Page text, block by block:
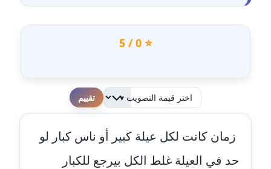
مدونة أحمد سيد
عاملة
مدونة أحمد عبد الفتاح
عاملة
مدونة احمد كريدي
عاملة
⭐ 0 / 5
لطفا قم بالتقييم
زمان كانت لكل عيلة كبير أو ناس كبار لو
حد في العيلة غلط الكل بيرجع للكبار